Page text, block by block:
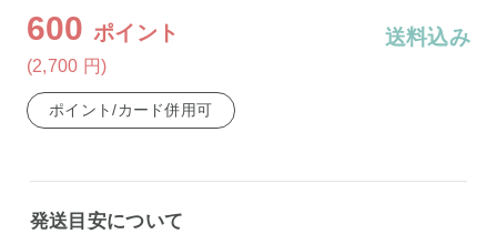
600ポイント
(2,700 円)
送料込み
ポイント/カード併用可
発送目安について